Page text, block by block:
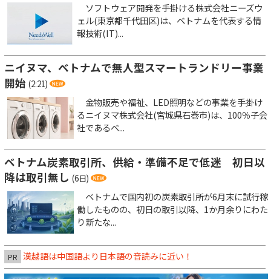
ソフトウェア開発を手掛ける株式会社ニーズウ
ェル(東京都千代田区)は、ベトナムを代表する情
報技術(IT)...
ニイヌマ、ベトナムで無人型スマートランドリー事業
開始 (2:21)
金物販売や福祉、LED照明などの事業を手掛け
るニイヌマ株式会社(宮城県石巻市)は、100％子会
社であるベ...
ベトナム炭素取引所、供給・準備不足で低迷 初日以
降は取引無し (6日)
ベトナムで国内初の炭素取引所が6月末に試行稼
働したものの、初日の取引以降、1か月余りにわた
り新たな...
PR 漢越語は中国語より日本語の音読みに近い！